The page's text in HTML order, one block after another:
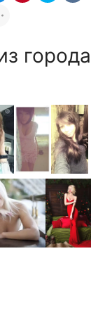
города